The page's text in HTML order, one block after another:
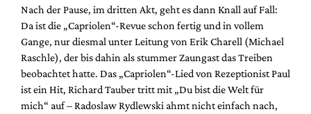
Nach der Pause, im dritten Akt, geht es dann Knall auf Fall:
Da ist die „Capriolen“-Revue schon fertig und in vollem
Gange, nur diesmal unter Leitung von Erik Charell (Michael
Raschle), der bis dahin als stummer Zaungast das Treiben
beobachtet hatte. Das „Capriolen“-Lied von Rezeptionist Paul
ist ein Hit, Richard Tauber tritt mit „Du bist die Welt für
mich“ auf – Radoslaw Rydlewski ahmt nicht einfach nach,